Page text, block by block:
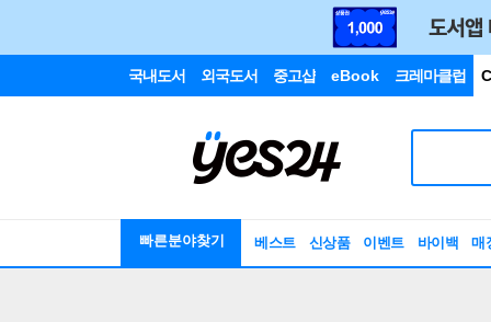
국내도서 외국도서 중고샵 eBook 크레마클럽
빠른분야찾기 베스트 신상품 이벤트 바이백 매